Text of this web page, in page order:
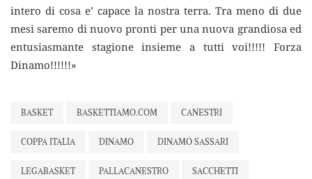
intero di cosa e’ capace la nostra terra. Tra meno di due
mesi saremo di nuovo pronti per una nuova grandiosa ed
entusiasmante stagione insieme a tutti voi!!!!! Forza
Dinamo!!!!!!»
BASKET BASKETTIAMO.COM CANESTRI
COPPA ITALIA DINAMO DINAMO SASSARI
LEGABASKET PALLACANESTRO SACCHETTI